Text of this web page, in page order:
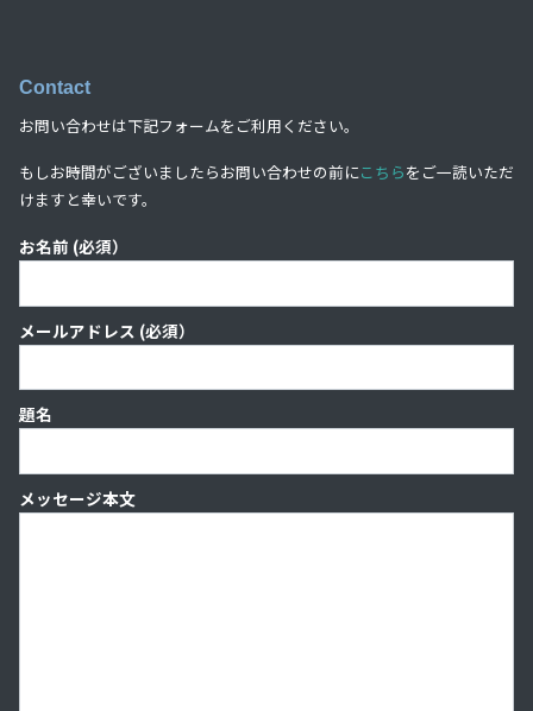
Contact
お問い合わせは下記フォームをご利用ください。
もしお時間がございましたらお問い合わせの前にこちらをご一読いただ
けますと幸いです。
お名前 (必須）
メールアドレス (必須）
題名
メッセージ本文